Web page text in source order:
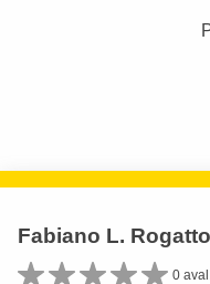
Fabiano L.
0 aval.